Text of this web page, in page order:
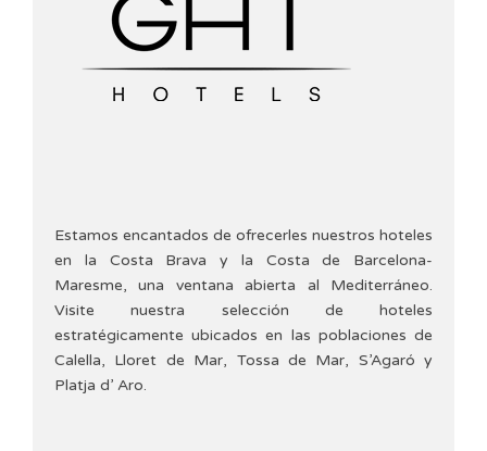
Estamos encantados de ofrecerles nuestros hoteles
en la Costa Brava y la Costa de Barcelona-
Maresme, una ventana abierta al Mediterráneo.
Visite nuestra selección de hoteles
estratégicamente ubicados en las poblaciones de
Calella, Lloret de Mar, Tossa de Mar, S’Agaró y
Platja d’ Aro.